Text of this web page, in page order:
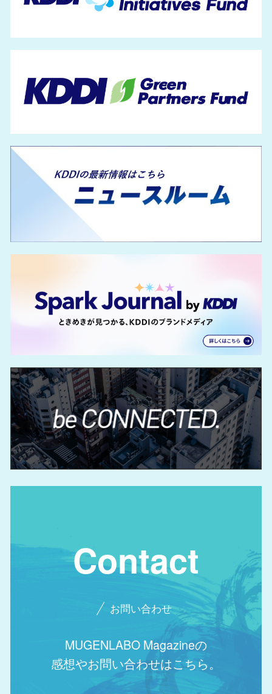
Contact
お問い合わせ
MUGENLABO Magazineの
感想やお問い合わせはこちら。